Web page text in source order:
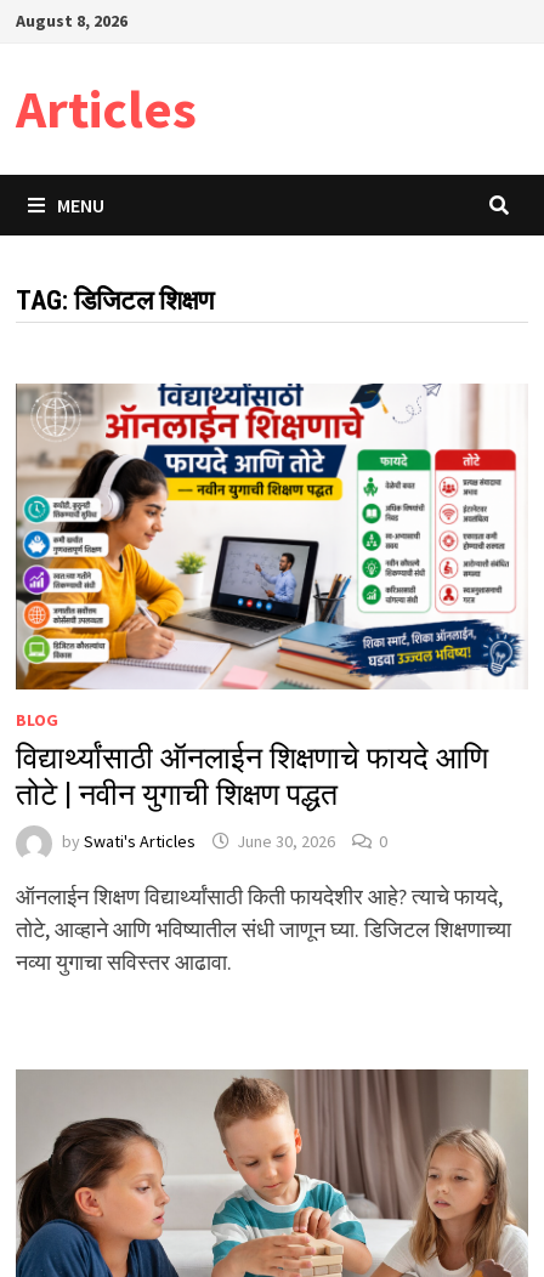
SkipAugust 8, 2026
Articles
MENU
TAG:डिजिटल शिक्षण
BLOG
विद्यार्थ्यांसाठी ऑनलाईन शिक्षणाचे फायदे आणि
तोटे | नवीन युगाची शिक्षण पद्धत
by Swati's Articles June 30, 2026 0
ऑनलाईन शिक्षण विद्यार्थ्यांसाठी किती फायदेशीर आहे? त्याचे फायदे,
तोटे, आव्हाने आणि भविष्यातील संधी जाणून घ्या. डिजिटल शिक्षणाच्या
नव्या युगाचा सविस्तर आढावा.